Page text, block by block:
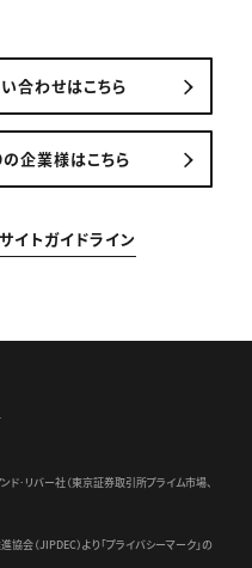
合わせはこちら
の企業様はこちら
サイトガイドライン
ド･リバー社（東京証券取引所プライム市場、
会（JIPDEC）より 「プライバシーマーク」の